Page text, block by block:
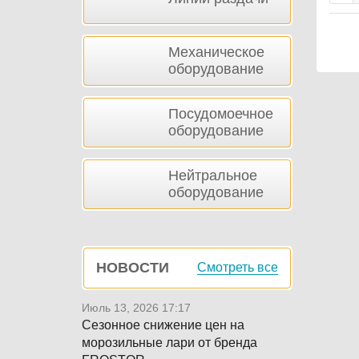
Механическое
оборудование
Посудомоечное
оборудование
Нейтральное
оборудование
НОВОСТИ Смотреть все
Июль 13, 2026 17:17
Сезонное снижение цен на
морозильные лари от бренда